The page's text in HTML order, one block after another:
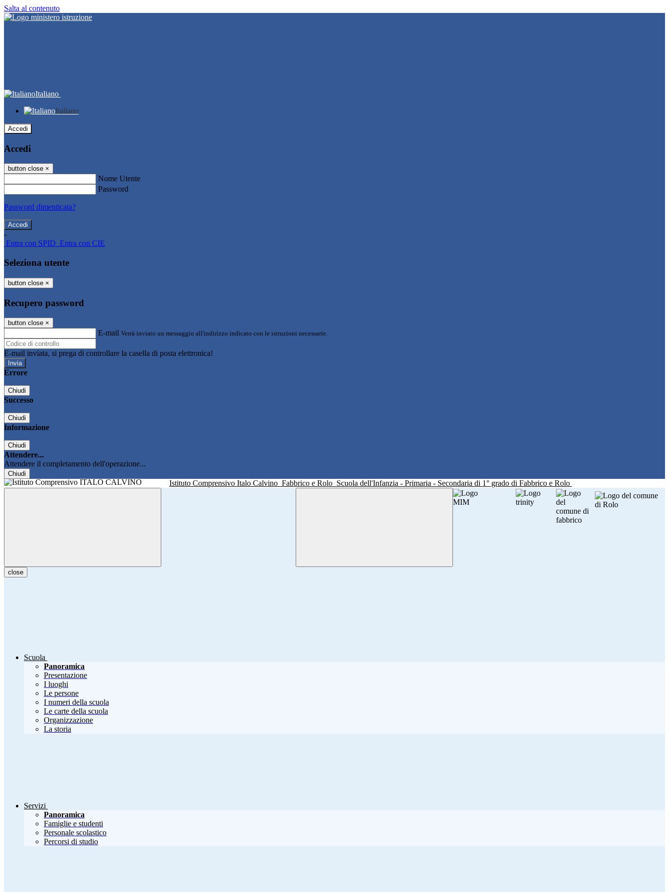
Salta al contenuto
Italiano
Italiano
Accedi
Accedi
button close ×
Nome Utente
Password
Password dimenticata?
-
Entra con SPID Entra con CIE
Seleziona utente
button close ×
Recupero password
button close ×
E-mail Verrà inviato un messaggio all'indirizzo indicato con le istruzioni necessarie.
E-mail inviata, si prega di controllare la casella di posta elettronica!
Errore
Chiudi
Successo
Chiudi
Informazione
Chiudi
Attendere...
Attendere il completamento dell'operazione...
Chiudi
Istituto Comprensivo Italo Calvino Fabbrico e Rolo Scuola dell'Infanzia - Primaria - Secondaria di 1° grado di Fabbrico e Rolo
close
Scuola
Panoramica
Presentazione
I luoghi
Le persone
I numeri della scuola
Le carte della scuola
Organizzazione
La storia
Servizi
Panoramica
Famiglie e studenti
Personale scolastico
Percorsi di studio